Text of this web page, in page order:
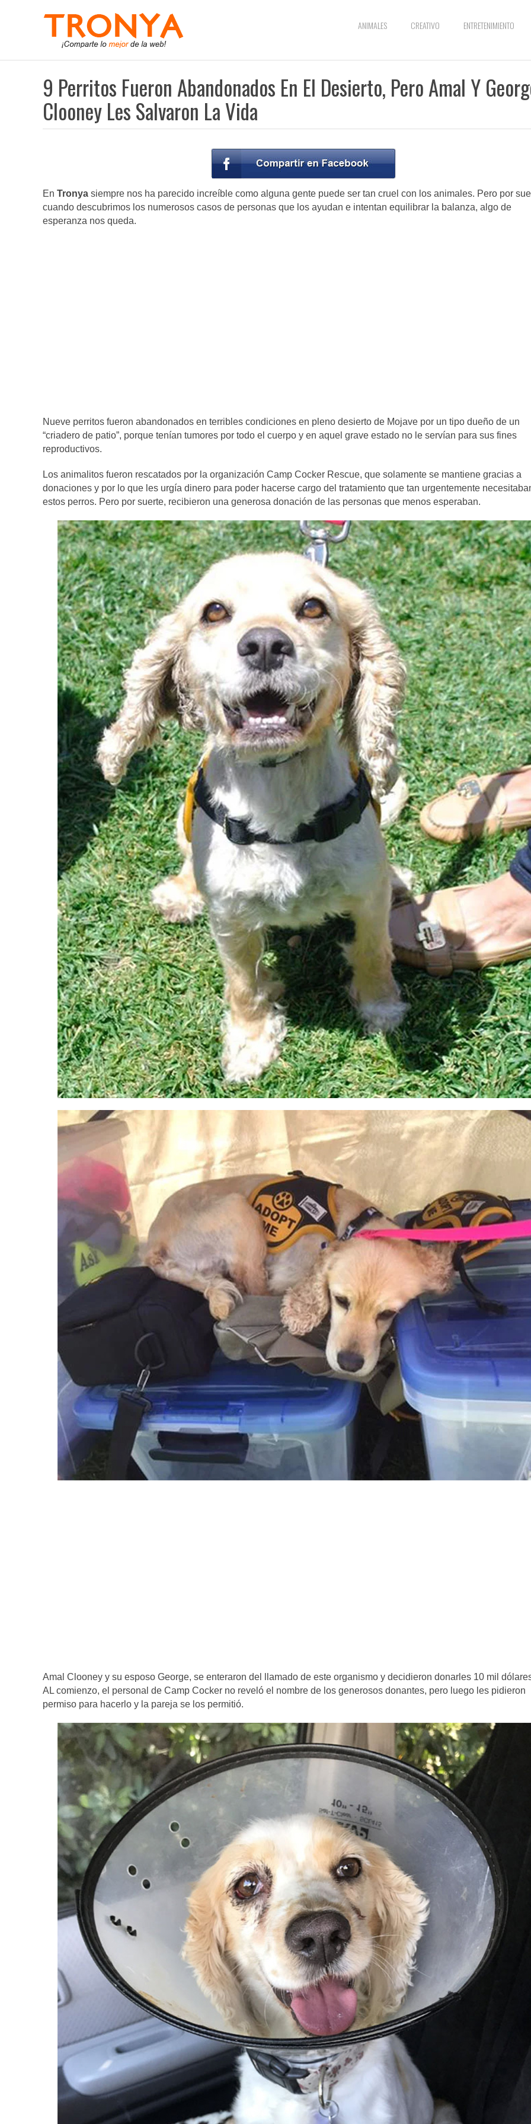
ANIMALES CREATIVO ENTRETENIMIENTO
9 Perritos Fueron Abandonados En El Desierto, Pero Amal Y
Clooney Les Salvaron La Vida
En Tronya siempre nos ha parecido increíble como alguna gente puede ser tan cruel con los animales. Pero por
cuando descubrimos los numerosos casos de personas que los ayudan e intentan equilibrar la balanza, algo de
esperanza nos queda.
Nueve perritos fueron abandonados en terribles condiciones en pleno desierto de Mojave por un tipo dueño de un
“criadero de patio”, porque tenían tumores por todo el cuerpo y en aquel grave estado no le servían para sus fines
reproductivos.
Los animalitos fueron rescatados por la organización Camp Cocker Rescue, que solamente se mantiene gracias a
donaciones y por lo que les urgía dinero para poder hacerse cargo del tratamiento que tan urgentemente
estos perros. Pero por suerte, recibieron una generosa donación de las personas que menos esperaban.
Amal Clooney y su esposo George, se enteraron del llamado de este organismo y decidieron donarles 10 mil
AL comienzo, el personal de Camp Cocker no reveló el nombre de los generosos donantes, pero luego les pidieron
permiso para hacerlo y la pareja se los permitió.